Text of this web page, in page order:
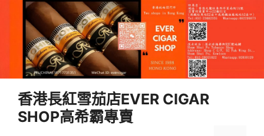
香港長紅雪茄店EVER CIGAR
SHOP高希霸專賣